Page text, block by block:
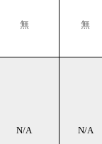
無 無
N/A N/A